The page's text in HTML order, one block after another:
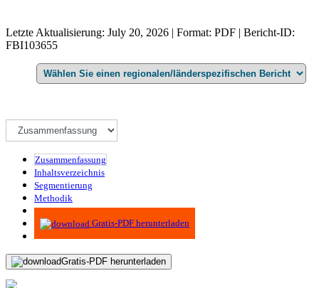
Letzte Aktualisierung: July 20, 2026 | Format: PDF | Bericht-ID:
FBI103655
Zusammenfassung
Inhaltsverzeichnis
Segmentierung
Methodik
Infografiken
Gratis-PDF herunterladen
Gratis-PDF herunterladen